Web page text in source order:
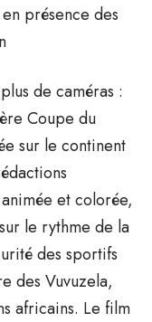
présence des
de caméras :
Coupe du
sur le continent
et colorée,
le rythme de la
des sportifs
des Vuvuzela,
africains. Le film